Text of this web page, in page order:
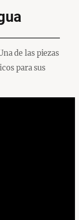
de las piezas
para sus